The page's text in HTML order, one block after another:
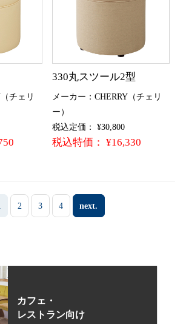
チェリ
330丸スツール2型
メーカー：CHERRY（チェリ
ー）
税込定価： ¥30,800
税込特価： ¥16,330
2 3 4 next.
カフェ・
レストラン向け